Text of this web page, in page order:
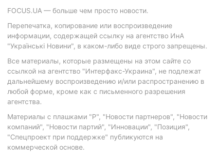
FOCUS.UA — больше чем просто новости.
Перепечатка, копирование или воспроизведение
информации, содержащей ссылку на агентство ИнА
"Українські Новини", в каком-либо виде строго запрещены.
Все материалы, которые размещены на этом сайте со
ссылкой на агентство "Интерфакс-Украина", не подлежат
дальнейшему воспроизведению и/или распространению в
любой форме, кроме как с письменного разрешения
агентства.
Материалы с плашками "Р", "Новости партнеров", "Новости
компаний", "Новости партий", "Инновации", "Позиция",
"Спецпроект при поддержке" публикуются на
коммерческой основе.